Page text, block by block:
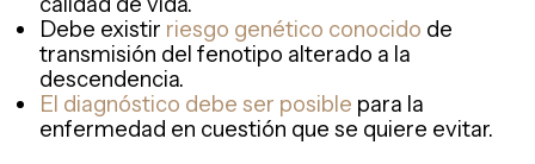
Debe existir riesgo genético conocido de
transmisión del fenotipo alterado a la
descendencia.
El diagnóstico debe ser posible para la
enfermedad en cuestión que se quiere evitar.